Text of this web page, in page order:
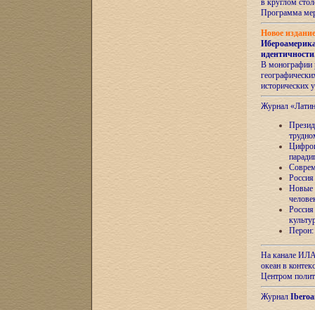
в круглом
Программа
Новое
идентичности
В монографии
исторических
Журнал
Новые
Перон:
На канале
океан в
Центром
Журнал